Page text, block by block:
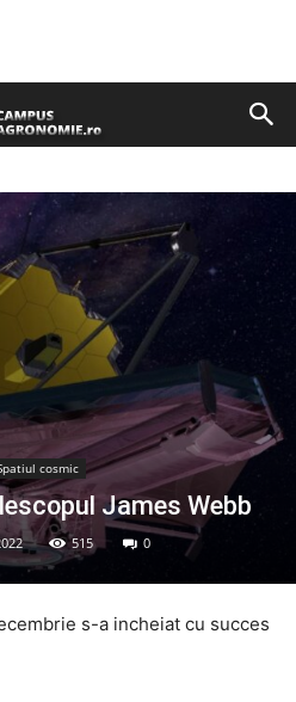
cosmic
James Webb
515 0
s-a incheiat cu succes